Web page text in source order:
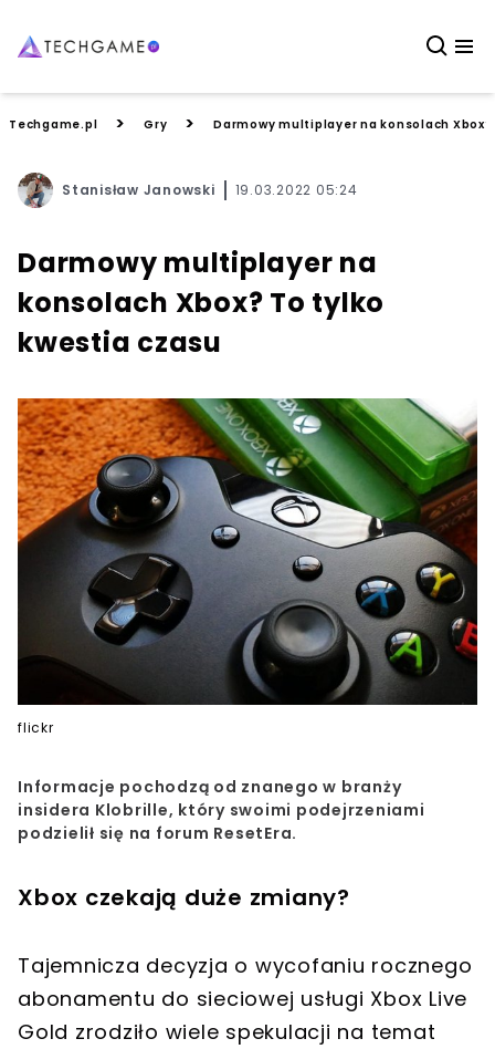
Techgame.pl > Gry > Darmowy multiplayer na konsolach
Stanisław Janowski 19.03.2022 05:24
Darmowy multiplayer na
konsolach Xbox? To tylko
kwestia czasu
flickr
Informacje pochodzą od znanego w branży
insidera Klobrille, który swoimi podejrzeniami
podzielił się na forum ResetEra.
Xbox czekają duże zmiany?
Tajemnicza decyzja o wycofaniu rocznego
abonamentu do sieciowej usługi Xbox Live
Gold zrodziło wiele spekulacji na temat